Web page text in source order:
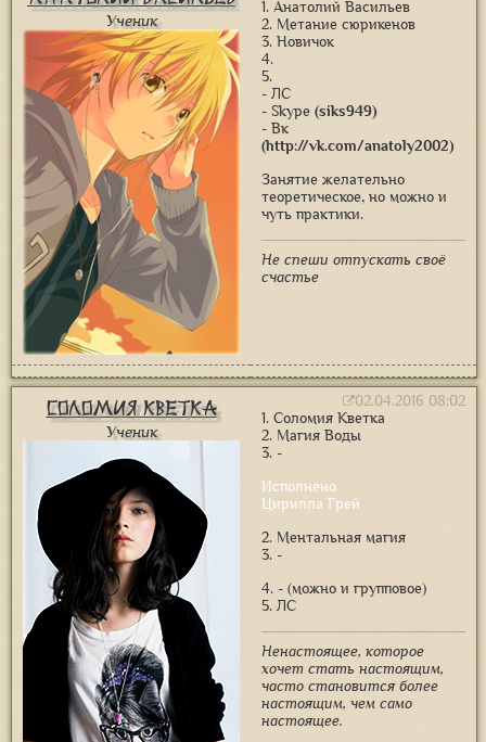
Ученик
1. Анатолий Васильев
2. Метание сюрикенов
3. Новичок
4.
5.
- ЛС
- Skype (siks949)
- Вк
(http://vk.com/anatoly2002)
Занятие желательно
теоретическое, но можно и
чуть практики.
Не спеши отпускать своё
счастье
Соломия Кветка
Ученик
02.04.2016 08:02
1. Соломия Кветка
2. Магия Воды
3. -
Исполнено
Цирилла Грей
2. Ментальная магия
3. -
4. - (можно и групповое)
5. ЛС
Ненастоящее, которое
хочет стать настоящим,
часто становится более
настоящим, чем само
настоящее.